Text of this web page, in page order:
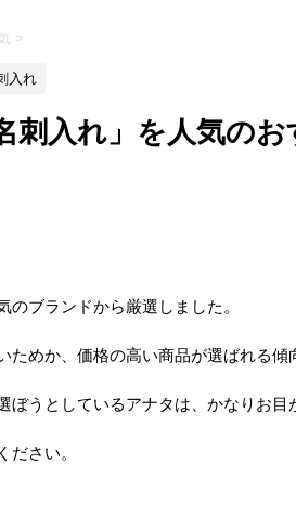
>
入れ
刺入れ」を人気の
のブランドから厳選しました。
めか、価格の高い商品が選ばれる傾
ぼうとしているアナタは、かなりお目
ださい。